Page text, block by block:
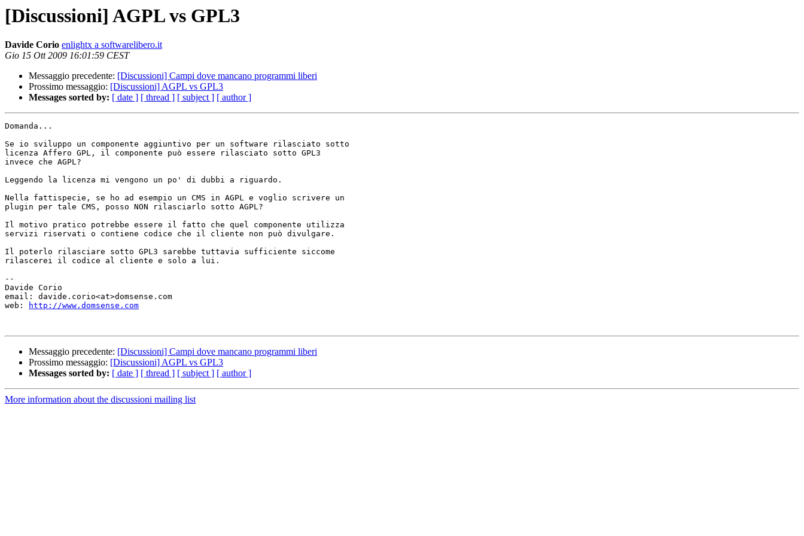
[Discussioni] AGPL vs GPL3
Davide Corio enlightx a softwarelibero.it
Gio 15 Ott 2009 16:01:59 CEST
Messaggio precedente: [Discussioni] Campi dove mancano programmi liberi
Prossimo messaggio: [Discussioni] AGPL vs GPL3
Messages sorted by: [ date ] [ thread ] [ subject ] [ author ]
Domanda...
Se io sviluppo un componente aggiuntivo per un software rilasciato sotto
licenza Affero GPL, il componente può essere rilasciato sotto GPL3
invece che AGPL?
Leggendo la licenza mi vengono un po' di dubbi a riguardo.
Nella fattispecie, se ho ad esempio un CMS in AGPL e voglio scrivere un
plugin per tale CMS, posso NON rilasciarlo sotto AGPL?
Il motivo pratico potrebbe essere il fatto che quel componente utilizza
servizi riservati o contiene codice che il cliente non può divulgare.
Il poterlo rilasciare sotto GPL3 sarebbe tuttavia sufficiente siccome
rilascerei il codice al cliente e solo a lui.
--
Davide Corio
email: davide.corio<at>domsense.com
web:
http://www.domsense.com
Messaggio precedente: [Discussioni] Campi dove mancano programmi liberi
Prossimo messaggio: [Discussioni] AGPL vs GPL3
Messages sorted by: [ date ] [ thread ] [ subject ] [ author ]
More information about the discussioni mailing list